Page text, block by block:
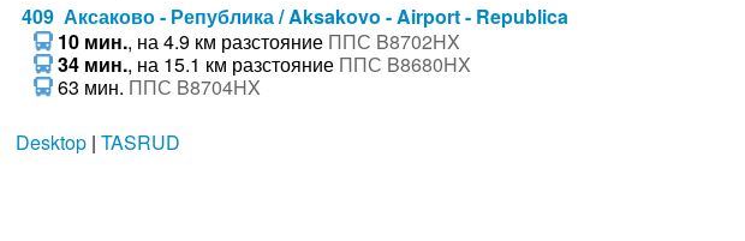
409 Аксаково - Република / Aksakovo - Airport - Republica
10 мин., на 4.9 км разстояние ППС B8702HX
34 мин., на 15.1 км разстояние ППС B8680HX
63 мин. ППС B8704HX
Desktop| TASRUD